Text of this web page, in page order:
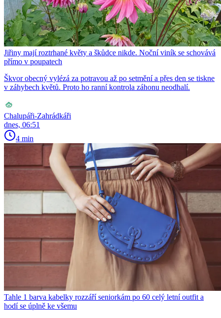
Jiřiny mají roztrhané květy a škůdce nikde. Noční viník se schovává
přímo v poupatech
Škvor obecný vylézá za potravou až po setmění a přes den se tiskne
v záhybech květů. Proto ho ranní kontrola záhonu neodhalí.
Chalupáři-Zahrádkáři
dnes, 06:51
4 min
Tahle 1 barva kabelky rozzáří seniorkám po 60 celý letní outfit a
hodí se úplně ke všemu